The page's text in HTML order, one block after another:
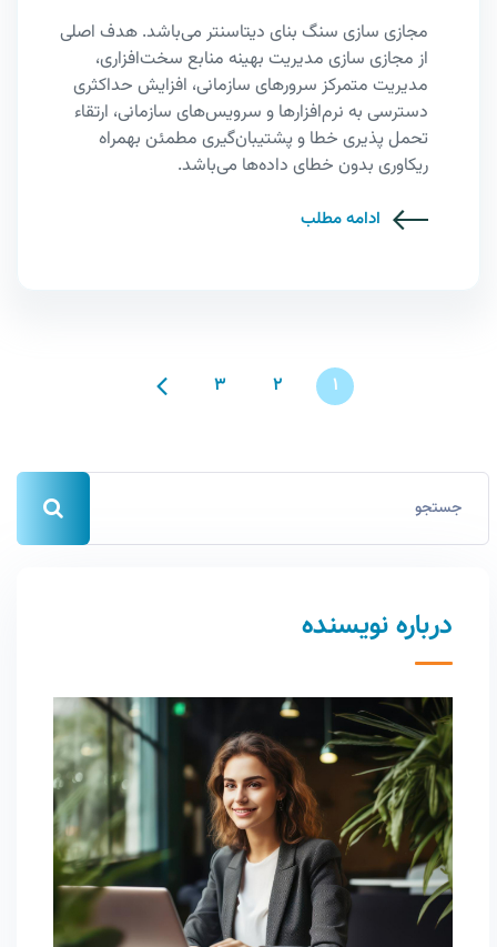
مجازی سازی سنگ بنای دیتاسنتر می‌باشد. هدف اصلی
از مجازی سازی مدیریت بهینه منابع سخت‌افزاری،
مدیریت متمرکز سرورهای سازمانی، افزایش حداکثری
دسترسی به نرم‌افزارها و سرویس‌های سازمانی، ارتقاء
تحمل پذیری خطا و پشتیبان‌گیری مطمئن بهمراه
ریکاوری بدون خطای داده‌ها می‌باشد.
ادامه مطلب
1
2
3
درباره نویسنده